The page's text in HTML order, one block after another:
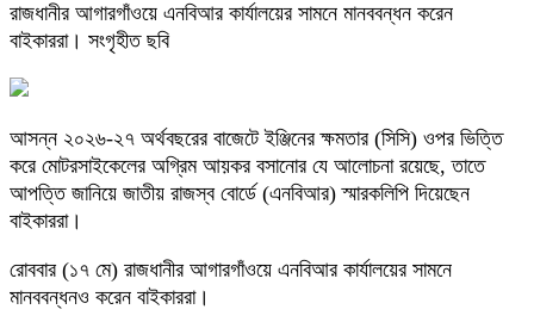
রাজধানীর আগারগাঁওয়ে এনবিআর কার্যালয়ের সামনে মানববন্ধন করেন
বাইকাররা। সংগৃহীত ছবি
আসন্ন ২০২৬-২৭ অর্থবছরের বাজেটে ইঞ্জিনের ক্ষমতার (সিসি) ওপর ভিত্তি
করে মোটরসাইকেলের অগ্রিম আয়কর বসানোর যে আলোচনা রয়েছে, তাতে
আপত্তি জানিয়ে জাতীয় রাজস্ব বোর্ডে (এনবিআর) স্মারকলিপি দিয়েছেন
বাইকাররা।
রোববার (১৭ মে) রাজধানীর আগারগাঁওয়ে এনবিআর কার্যালয়ের সামনে
মানববন্ধনও করেন বাইকাররা।